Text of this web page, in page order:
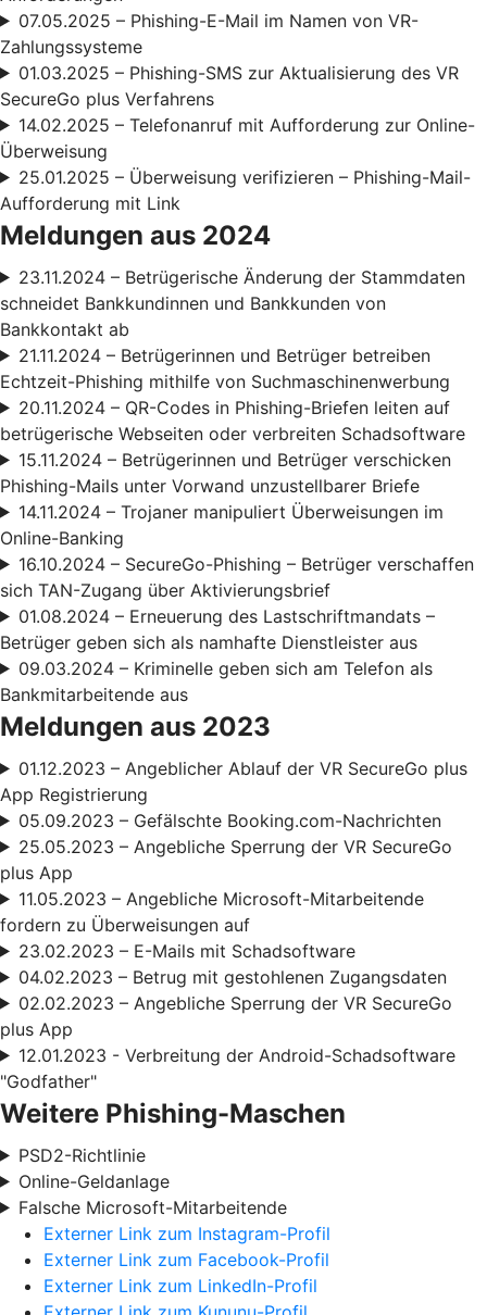
07.05.2025 – Phishing-E-Mail im Namen von VR-
Zahlungssysteme
01.03.2025 – Phishing-SMS zur Aktualisierung des VR
SecureGo plus Verfahrens
14.02.2025 – Telefonanruf mit Aufforderung zur Online-
Überweisung
25.01.2025 – Überweisung verifizieren – Phishing-Mail-
Aufforderung mit Link
Meldungen aus 2024
23.11.2024 – Betrügerische Änderung der Stammdaten
schneidet Bankkundinnen und Bankkunden von
Bankkontakt ab
21.11.2024 – Betrügerinnen und Betrüger betreiben
Echtzeit-Phishing mithilfe von Suchmaschinenwerbung
20.11.2024 – QR-Codes in Phishing-Briefen leiten auf
betrügerische Webseiten oder verbreiten Schadsoftware
15.11.2024 – Betrügerinnen und Betrüger verschicken
Phishing-Mails unter Vorwand unzustellbarer Briefe
14.11.2024 – Trojaner manipuliert Überweisungen im
Online-Banking
16.10.2024 – SecureGo-Phishing – Betrüger verschaffen
sich TAN-Zugang über Aktivierungsbrief
01.08.2024 – Erneuerung des Lastschriftmandats –
Betrüger geben sich als namhafte Dienstleister aus
09.03.2024 – Kriminelle geben sich am Telefon als
Bankmitarbeitende aus
Meldungen aus 2023
01.12.2023 – Angeblicher Ablauf der VR SecureGo plus
App Registrierung
05.09.2023 – Gefälschte Booking.com-Nachrichten
25.05.2023 – Angebliche Sperrung der VR SecureGo
plus App
11.05.2023 – Angebliche Microsoft-Mitarbeitende
fordern zu Überweisungen auf
23.02.2023 – E-Mails mit Schadsoftware
04.02.2023 – Betrug mit gestohlenen Zugangsdaten
02.02.2023 – Angebliche Sperrung der VR SecureGo
plus App
12.01.2023 - Verbreitung der Android-Schadsoftware
"Godfather"
Weitere Phishing-Maschen
PSD2-Richtlinie
Online-Geldanlage
Falsche Microsoft-Mitarbeitende
Externer Link zum Instagram-Profil
Externer Link zum Facebook-Profil
Externer Link zum LinkedIn-Profil